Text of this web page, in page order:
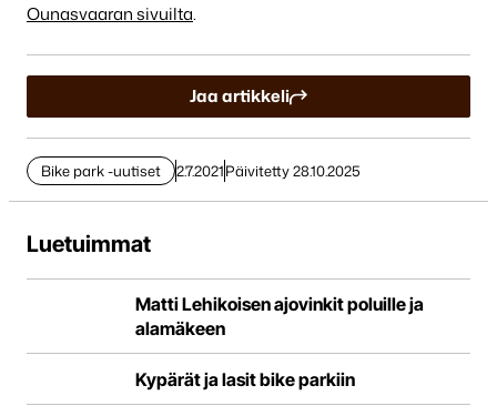
Ounasvaaran sivuilta.
Jaa artikkeli
Bike park -uutiset 2.7.2021Päivitetty 28.10.2025
Luetuimmat
Matti Lehikoisen ajovinkit poluille ja
alamäkeen
Kypärät ja lasit bike parkiin